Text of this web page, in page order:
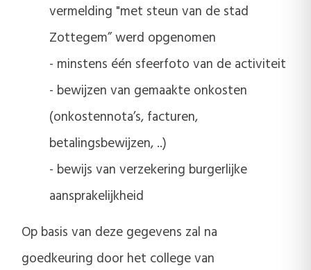
vermelding "met steun van de stad
Zottegem” werd opgenomen
- minstens één sfeerfoto van de activiteit
- bewijzen van gemaakte onkosten
(onkostennota’s, facturen,
betalingsbewijzen, ..)
- bewijs van verzekering burgerlijke
aansprakelijkheid
Op basis van deze gegevens zal na
goedkeuring door het college van